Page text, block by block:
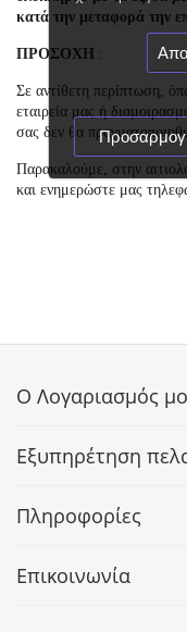
κατά την μεταφορά την
ΠΡΟΣΟΧΗ :
Σε αντίθετη περίπτωση,
εταιρεία μας ή
σας δεν θα
Παρακαλούμε, στην
και ενημερώστε μας
Ο Λογαριασμός
Εξυπηρέτηση
Πληροφορίες
Επικοινωνία